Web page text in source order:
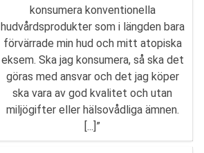
konsumera konventionella
hudvårdsprodukter som i längden bara
förvärrade min hud och mitt atopiska
eksem. Ska jag konsumera, så ska det
göras med ansvar och det jag köper
ska vara av god kvalitet och utan
miljögifter eller hälsovådliga ämnen.
[...]”